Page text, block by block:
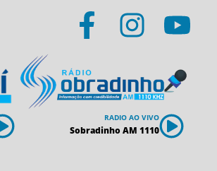
RADIO AO VIVO
Sobradinho AM 1110